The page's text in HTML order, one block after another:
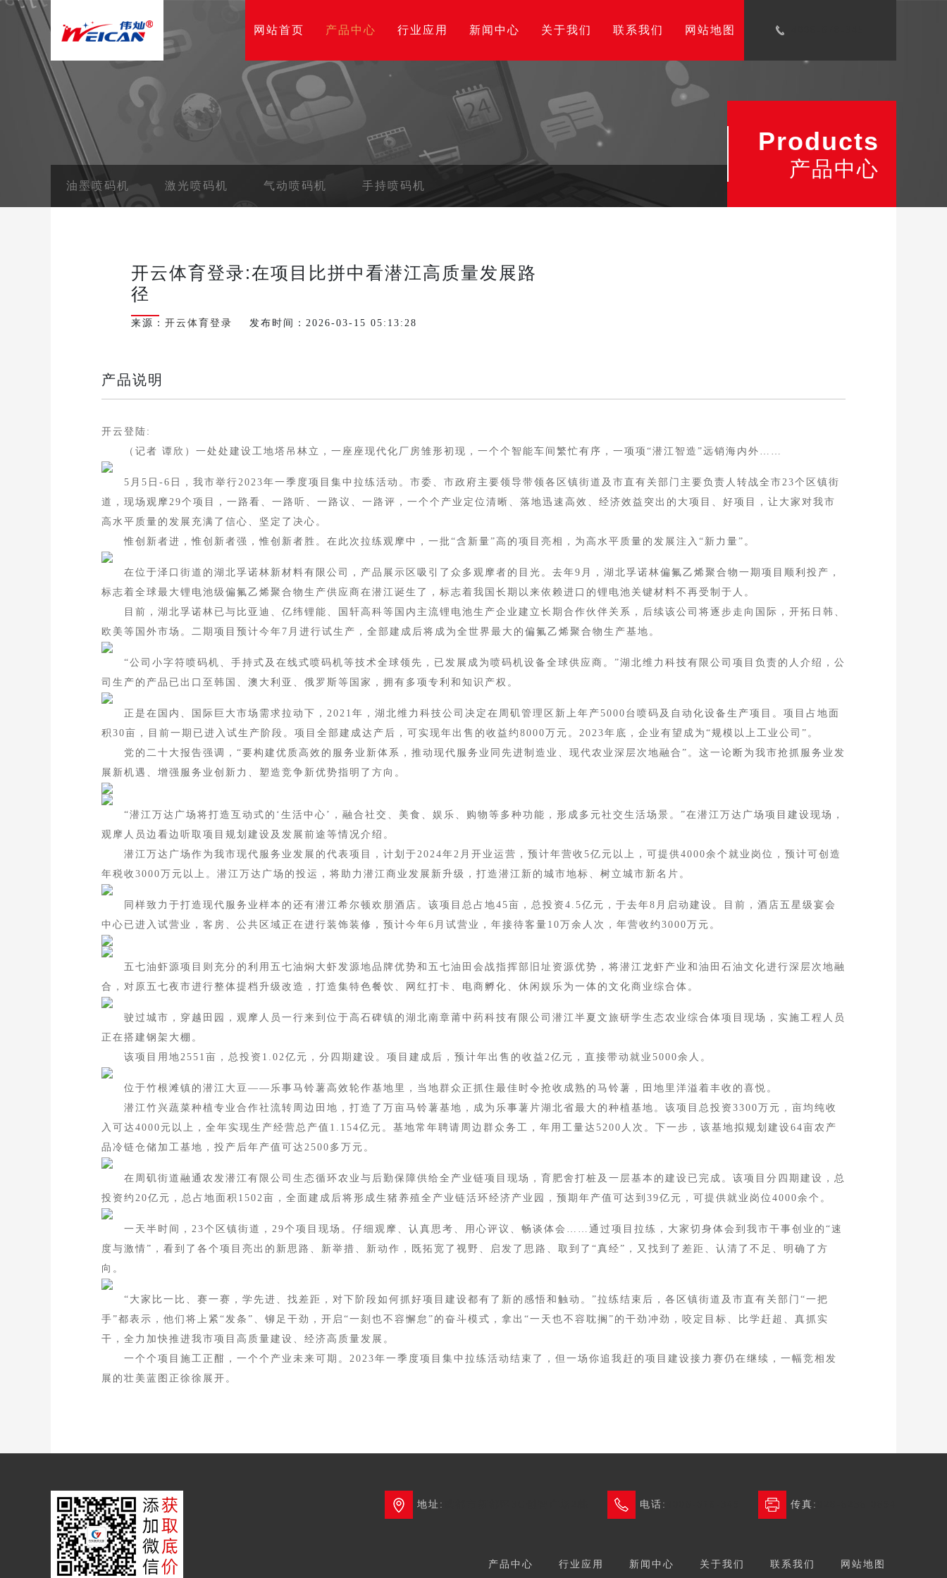
网站首页 产品中心 行业应用 新闻中心 关于我们 联系我们 网站地图
油墨喷码机 激光喷码机 气动喷码机 手持喷码机
Products
产品中心
开云体育登录:在项目比拼中看潜江高质量发展路
径
来源：开云体育登录 发布时间：2026-03-15 05:13:28
产品说明
开云登陆:
（记者 谭欣）一处处建设工地塔吊林立，一座座现代化厂房雏形初现，一个个智能车间繁忙有序，一项项“潜江智造”远销海内外……
5月5日-6日，我市举行2023年一季度项目集中拉练活动。市委、市政府主要领导带领各区镇街道及市直有关部门主要负责人转战全市23个区镇街
道，现场观摩29个项目，一路看、一路听、一路议、一路评，一个个产业定位清晰、落地迅速高效、经济效益突出的大项目、好项目，让大家对我市
高水平质量的发展充满了信心、坚定了决心。
惟创新者进，惟创新者强，惟创新者胜。在此次拉练观摩中，一批“含新量”高的项目亮相，为高水平质量的发展注入“新力量”。
在位于泽口街道的湖北孚诺林新材料有限公司，产品展示区吸引了众多观摩者的目光。去年9月，湖北孚诺林偏氟乙烯聚合物一期项目顺利投产，
标志着全球最大锂电池级偏氟乙烯聚合物生产供应商在潜江诞生了，标志着我国长期以来依赖进口的锂电池关键材料不再受制于人。
目前，湖北孚诺林已与比亚迪、亿纬锂能、国轩高科等国内主流锂电池生产企业建立长期合作伙伴关系，后续该公司将逐步走向国际，开拓日韩、
欧美等国外市场。二期项目预计今年7月进行试生产，全部建成后将成为全世界最大的偏氟乙烯聚合物生产基地。
“公司小字符喷码机、手持式及在线式喷码机等技术全球领先，已发展成为喷码机设备全球供应商。”湖北维力科技有限公司项目负责的人介绍，公
司生产的产品已出口至韩国、澳大利亚、俄罗斯等国家，拥有多项专利和知识产权。
正是在国内、国际巨大市场需求拉动下，2021年，湖北维力科技公司决定在周矶管理区新上年产5000台喷码及自动化设备生产项目。项目占地面
积30亩，目前一期已进入试生产阶段。项目全部建成达产后，可实现年出售的收益约8000万元。2023年底，企业有望成为“规模以上工业公司”。
党的二十大报告强调，“要构建优质高效的服务业新体系，推动现代服务业同先进制造业、现代农业深层次地融合”。这一论断为我市抢抓服务业发
展新机遇、增强服务业创新力、塑造竞争新优势指明了方向。
“潜江万达广场将打造互动式的‘生活中心’，融合社交、美食、娱乐、购物等多种功能，形成多元社交生活场景。”在潜江万达广场项目建设现场，
观摩人员边看边听取项目规划建设及发展前途等情况介绍。
潜江万达广场作为我市现代服务业发展的代表项目，计划于2024年2月开业运营，预计年营收5亿元以上，可提供4000余个就业岗位，预计可创造
年税收3000万元以上。潜江万达广场的投运，将助力潜江商业发展新升级，打造潜江新的城市地标、树立城市新名片。
同样致力于打造现代服务业样本的还有潜江希尔顿欢朋酒店。该项目总占地45亩，总投资4.5亿元，于去年8月启动建设。目前，酒店五星级宴会
中心已进入试营业，客房、公共区域正在进行装饰装修，预计今年6月试营业，年接待客量10万余人次，年营收约3000万元。
五七油虾源项目则充分的利用五七油焖大虾发源地品牌优势和五七油田会战指挥部旧址资源优势，将潜江龙虾产业和油田石油文化进行深层次地融
合，对原五七夜市进行整体提档升级改造，打造集特色餐饮、网红打卡、电商孵化、休闲娱乐为一体的文化商业综合体。
驶过城市，穿越田园，观摩人员一行来到位于高石碑镇的湖北南章莆中药科技有限公司潜江半夏文旅研学生态农业综合体项目现场，实施工程人员
正在搭建钢架大棚。
该项目用地2551亩，总投资1.02亿元，分四期建设。项目建成后，预计年出售的收益2亿元，直接带动就业5000余人。
位于竹根滩镇的潜江大豆——乐事马铃薯高效轮作基地里，当地群众正抓住最佳时令抢收成熟的马铃薯，田地里洋溢着丰收的喜悦。
潜江竹兴蔬菜种植专业合作社流转周边田地，打造了万亩马铃薯基地，成为乐事薯片湖北省最大的种植基地。该项目总投资3300万元，亩均纯收
入可达4000元以上，全年实现生产经营总产值1.154亿元。基地常年聘请周边群众务工，年用工量达5200人次。下一步，该基地拟规划建设64亩农产
品冷链仓储加工基地，投产后年产值可达2500多万元。
在周矶街道融通农发潜江有限公司生态循环农业与后勤保障供给全产业链项目现场，育肥舍打桩及一层基本的建设已完成。该项目分四期建设，总
投资约20亿元，总占地面积1502亩，全面建成后将形成生猪养殖全产业链活环经济产业园，预期年产值可达到39亿元，可提供就业岗位4000余个。
一天半时间，23个区镇街道，29个项目现场。仔细观摩、认真思考、用心评议、畅谈体会……通过项目拉练，大家切身体会到我市干事创业的“速
度与激情”，看到了各个项目亮出的新思路、新举措、新动作，既拓宽了视野、启发了思路、取到了“真经”，又找到了差距、认清了不足、明确了方
向。
“大家比一比、赛一赛，学先进、找差距，对下阶段如何抓好项目建设都有了新的感悟和触动。”拉练结束后，各区镇街道及市直有关部门“一把
手”都表示，他们将上紧“发条”、铆足干劲，开启“一刻也不容懈怠”的奋斗模式，拿出“一天也不容耽搁”的干劲冲劲，咬定目标、比学赶超、真抓实
干，全力加快推进我市项目高质量建设、经济高质量发展。
一个个项目施工正酣，一个个产业未来可期。2023年一季度项目集中拉练活动结束了，但一场你追我赶的项目建设接力赛仍在继续，一幅竞相发
展的壮美蓝图正徐徐展开。
地址: 电话: 传真:
产品中心 行业应用 新闻中心 关于我们 联系我们 网站地图